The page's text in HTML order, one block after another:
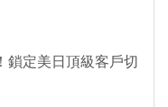
鎖定美日頂級客戶切